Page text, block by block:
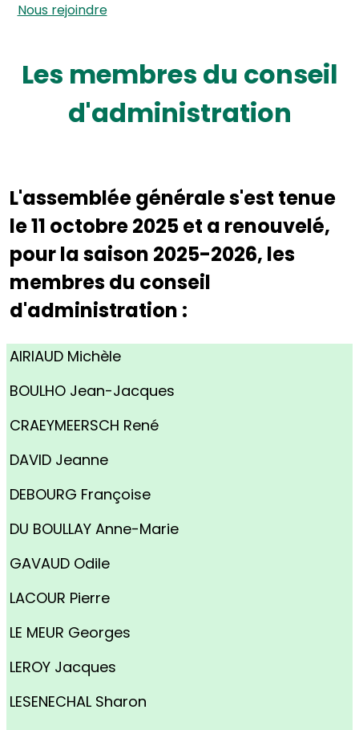
Nous rejoindre
Les membres du conseil
d'administration
L'assemblée générale s'est tenue
le 11 octobre 2025 et a renouvelé,
pour la saison 2025-2026, les
membres du conseil
d'administration :
AIRIAUD Michèle
BOULHO Jean-Jacques
CRAEYMEERSCH René
DAVID Jeanne
DEBOURG Françoise
DU BOULLAY Anne-Marie
GAVAUD Odile
LACOUR Pierre
LE MEUR Georges
LEROY Jacques
LESENECHAL Sharon